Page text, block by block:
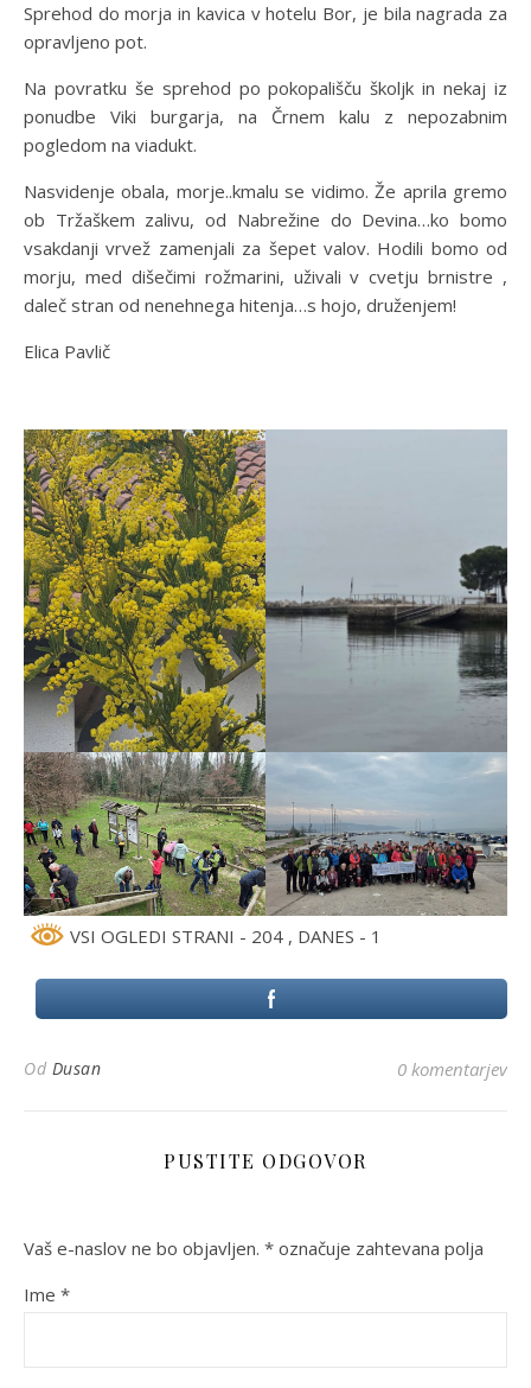
Sprehod do morja in kavica v hotelu Bor, je bila nagrada za
opravljeno pot.
Na povratku še sprehod po pokopališču školjk in nekaj iz
ponudbe Viki burgarja, na Črnem kalu z nepozabnim
pogledom na viadukt.
Nasvidenje obala, morje..kmalu se vidimo. Že aprila gremo
ob Tržaškem zalivu, od Nabrežine do Devina…ko bomo
vsakdanji vrvež zamenjali za šepet valov. Hodili bomo od
morju, med dišečimi rožmarini, uživali v cvetju brnistre ,
daleč stran od nenehnega hitenja…s hojo, druženjem!
Elica Pavlič
VSI OGLEDI STRANI - 204 , DANES - 1
Od Dusan 0 komentarjev
PUSTITE ODGOVOR
Vaš e-naslov ne bo objavljen. * označuje zahtevana polja
Ime *